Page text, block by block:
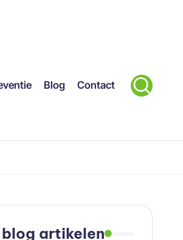
Blog Contact
blog artikelen